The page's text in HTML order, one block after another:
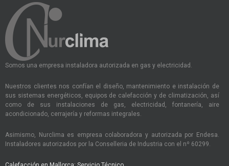
Somos una empresa instaladora autorizada en gas y electricidad.
Nuestros clientes nos confían el diseño, mantenimiento e instalación de
sus sistemas energéticos, equipos de calefacción y de climatización, así
como de sus instalaciones de gas, electricidad, fontanería, aire
acondicionado, cerrajería y reformas integrales.
Asimismo, Nurclima es empresa colaboradora y autorizada por Endesa.
Instaladores autorizados por la Conselleria de Industria con el nº 60299.